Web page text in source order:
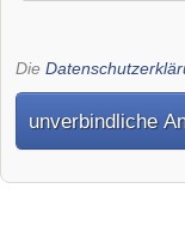
Die
unverbindliche